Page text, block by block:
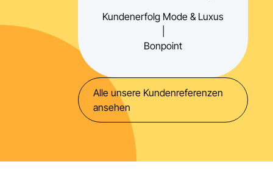
Kundenerfolg Mode & Luxus
Bonpoint
Alle unsere Kundenreferenzen
ansehen